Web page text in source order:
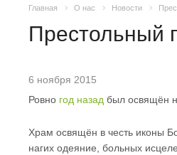
Главная О нас Новости
Престольный
6 ноября 2015
Ровно год назад был освящён
Храм освящён в честь иконы
нагих одеяние, больных